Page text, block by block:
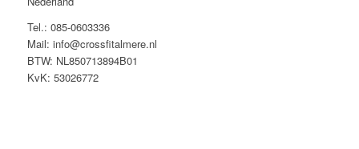
Tel.: 085-0603336
Mail: info@crossfitalmere.nl
BTW: NL850713894B01
KvK: 53026772